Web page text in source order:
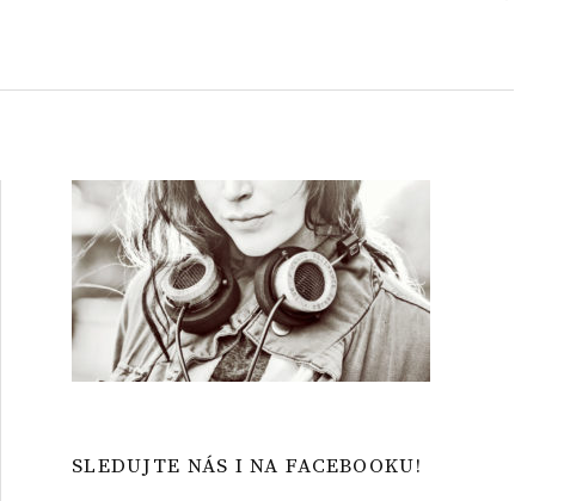
SLEDUJTE NÁS I NA FACEBOOKU!